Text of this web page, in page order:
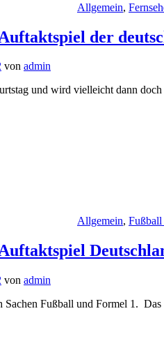
Allgemein,
der
von admin
und wird vielleicht dann
Allgemein,
von admin
Fußball und Formel 1.